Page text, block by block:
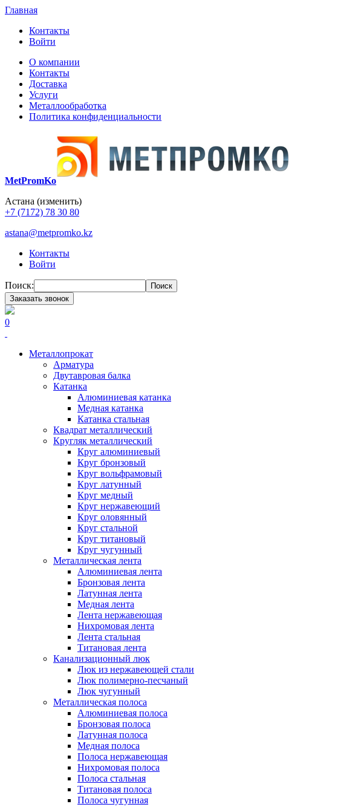
Главная
Контакты
Войти
О компании
Контакты
Доставка
Услуги
Металлообработка
Политика конфиденциальности
MetPromKo
Астана (изменить)
+7 (7172) 78 30 80
astana@metpromko.kz
Контакты
Войти
Поиск:
Поиск
Заказать звонок
0
Металлопрокат
Арматура
Двутавровая балка
Катанка
Алюминиевая катанка
Медная катанка
Катанка стальная
Квадрат металлический
Кругляк металлический
Круг алюминиевый
Круг бронзовый
Круг вольфрамовый
Круг латунный
Круг медный
Круг нержавеющий
Круг оловянный
Круг стальной
Круг титановый
Круг чугунный
Металлическая лента
Алюминиевая лента
Бронзовая лента
Латунная лента
Медная лента
Лента нержавеющая
Нихромовая лента
Лента стальная
Титановая лента
Канализационный люк
Люк из нержавеющей стали
Люк полимерно-песчаный
Люк чугунный
Металлическая полоса
Алюминиевая полоса
Бронзовая полоса
Латунная полоса
Медная полоса
Полоса нержавеющая
Нихромовая полоса
Полоса стальная
Титановая полоса
Полоса чугунная